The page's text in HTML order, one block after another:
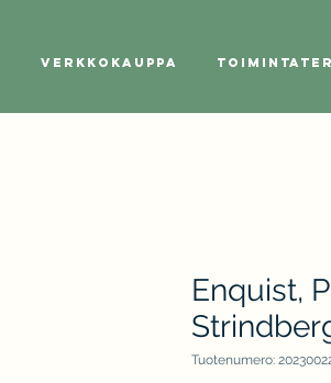
Verkkokauppa
Enquist,
Tuotenumero: